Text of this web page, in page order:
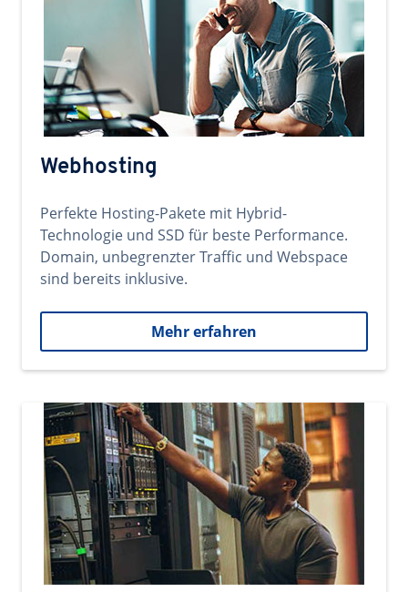
Webhosting
Perfekte Hosting-Pakete mit Hybrid-
Technologie und SSD für beste Performance.
Domain, unbegrenzter Traffic und Webspace
sind bereits inklusive.
Mehr erfahren